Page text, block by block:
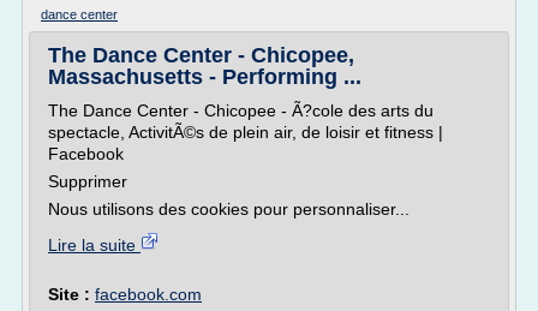
dance center
The Dance Center - Chicopee,
Massachusetts - Performing ...
The Dance Center - Chicopee - Ã?cole des arts du
spectacle, ActivitÃ©s de plein air, de loisir et fitness |
Facebook
Supprimer
Nous utilisons des cookies pour personnaliser...
Lire la suite
Site : facebook.com